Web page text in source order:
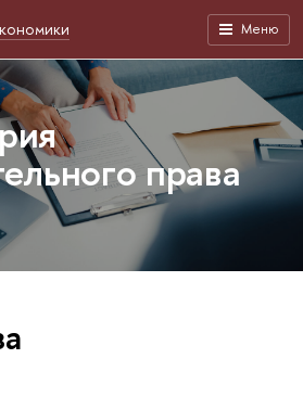
Меню
права